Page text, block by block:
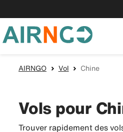
AIRNGO Vol Chine
Vols pour
Trouver rapidement des